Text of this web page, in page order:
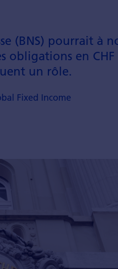
(BNS) pourrait à
obligations en
un rôle.
Fixed Income